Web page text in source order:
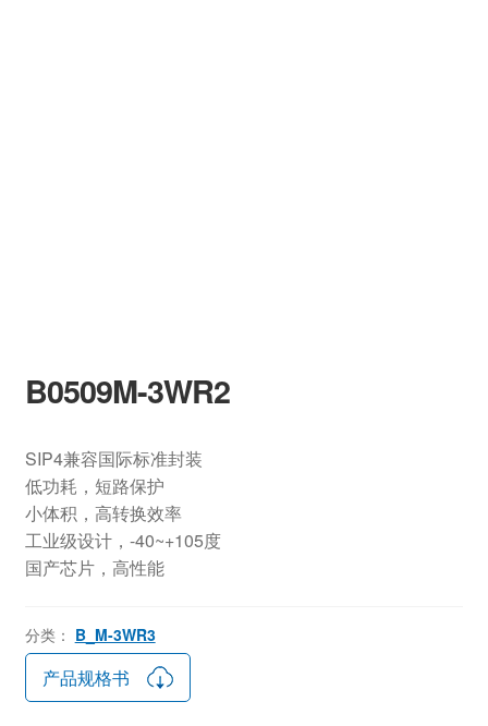
B0509M-3WR2
SIP4兼容国际标准封装
低功耗，短路保护
小体积，高转换效率
工业级设计，-40~+105度
国产芯片，高性能
分类： B_M-3WR3
产品规格书